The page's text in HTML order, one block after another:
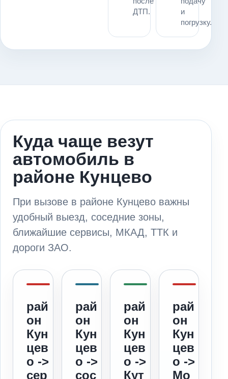
ДТП.
и
погрузку.
Куда чаще везут
автомобиль в
районе Кунцево
При вызове в районе Кунцево важны
удобный выезд, соседние зоны,
ближайшие сервисы, МКАД, ТТК и
дороги ЗАО.
рай
он
Кун
цев
о ->
сер
рай
он
Кун
цев
о ->
сос
рай
он
Кун
цев
о ->
Кут
рай
он
Кун
цев
о ->
Мо